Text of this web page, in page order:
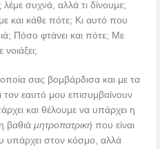
συχνά, αλλά τι δίνουμε;
και κάθε πότε; Κι αυτό που
Πόσο φτάνει και πότε; Με
σας βομβάρδισα και με τα
εαυτό μου επισυμβαίνουν
και θέλουμε να υπάρχει η
βαθιάμητροπατρική που είναι
υπάρχει στον κόσμο, αλλά